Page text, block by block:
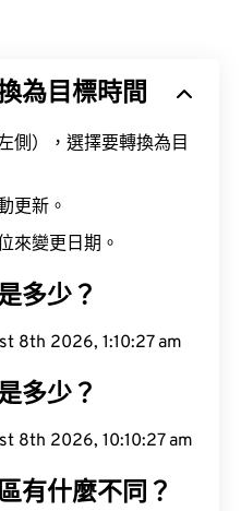
為目標時間
側），選擇要轉換為目
更新。
來變更日期。
多少？
8th 2026, 1:10:28 am
多少？
8th 2026, 10:10:28 am
有什麼不同？